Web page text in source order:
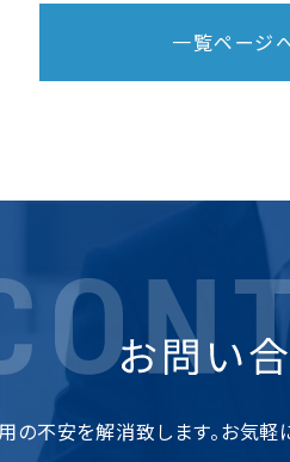
一覧ページ
の不安を解消致します。お気軽